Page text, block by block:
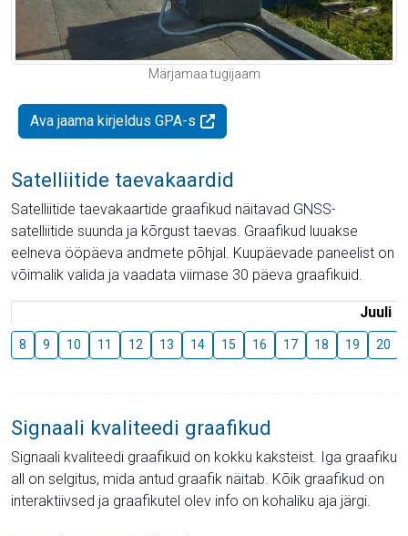
Märjamaa tugijaam
Ava jaama kirjeldus GPA-s
Satelliitide taevakaardid
Satelliitide taevakaartide graafikud näitavad GNSS-
satelliitide suunda ja kõrgust taevas. Graafikud luuakse
eelneva ööpäeva andmete põhjal. Kuupäevade paneelist on
võimalik valida ja vaadata viimase 30 päeva graafikuid.
Juuli
8 9 10 11 12 13 14 15 16 17 18 19 20
Signaali kvaliteedi graafikud
Signaali kvaliteedi graafikuid on kokku kaksteist. Iga graafiku
all on selgitus, mida antud graafik näitab. Kõik graafikud on
interaktiivsed ja graafikutel olev info on kohaliku aja järgi.